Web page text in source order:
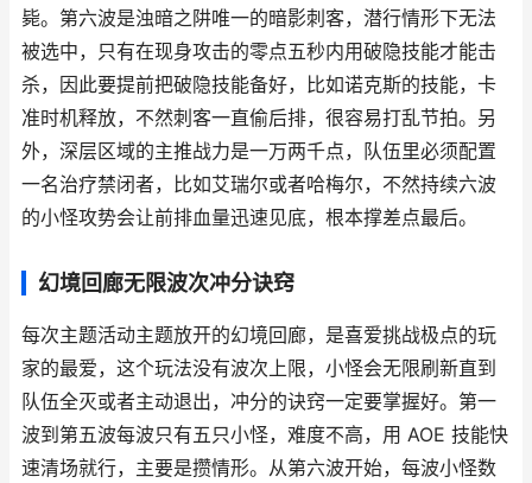
毙。第六波是浊暗之阱唯一的暗影刺客，潜行情形下无法
被选中，只有在现身攻击的零点五秒内用破隐技能才能击
杀，因此要提前把破隐技能备好，比如诺克斯的技能，卡
准时机释放，不然刺客一直偷后排，很容易打乱节拍。另
外，深层区域的主推战力是一万两千点，队伍里必须配置
一名治疗禁闭者，比如艾瑞尔或者哈梅尔，不然持续六波
的小怪攻势会让前排血量迅速见底，根本撑差点最后。
幻境回廊无限波次冲分诀窍
每次主题活动主题放开的幻境回廊，是喜爱挑战极点的玩
家的最爱，这个玩法没有波次上限，小怪会无限刷新直到
队伍全灭或者主动退出，冲分的诀窍一定要掌握好。第一
波到第五波每波只有五只小怪，难度不高，用 AOE 技能快
速清场就行，主要是攒情形。从第六波开始，每波小怪数